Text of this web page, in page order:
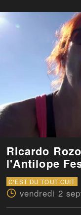
Ricardo
l'Antilope
C'EST DU TOUT CUIT
vendredi 2